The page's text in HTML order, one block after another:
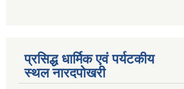
प्रसिद्ध धार्मिक एवं पर्यटकीय
स्थल नारदपोखरी